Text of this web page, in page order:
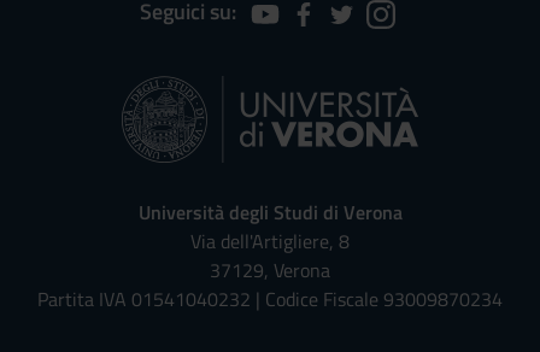
Seguici su:
Università degli Studi di Verona
Via dell'Artigliere, 8
37129, Verona
Partita IVA 01541040232 | Codice Fiscale 93009870234